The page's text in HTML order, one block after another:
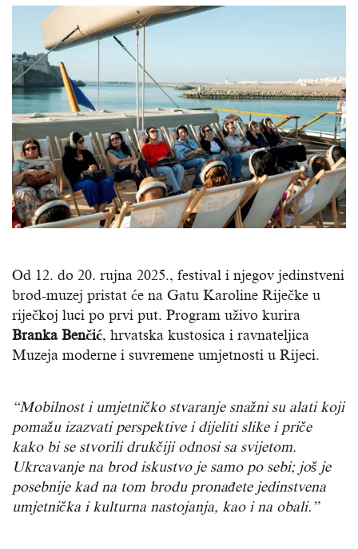
Od 12. do 20. rujna 2025., festival i njegov jedinstveni
brod-muzej pristat će na Gatu Karoline Riječke u
riječkoj luci po prvi put. Program uživo kurira
Branka Benčić, hrvatska kustosica i ravnateljica
Muzeja moderne i suvremene umjetnosti u Rijeci.
“Mobilnost i umjetničko stvaranje snažni su alati koji
pomažu izazvati perspektive i dijeliti slike i priče
kako bi se stvorili drukčiji odnosi sa svijetom.
Ukrcavanje na brod iskustvo je samo po sebi; još je
posebnije kad na tom brodu pronađete jedinstvena
umjetnička i kulturna nastojanja, kao i na obali.”